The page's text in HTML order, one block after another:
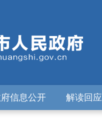
信息公开 解读回应